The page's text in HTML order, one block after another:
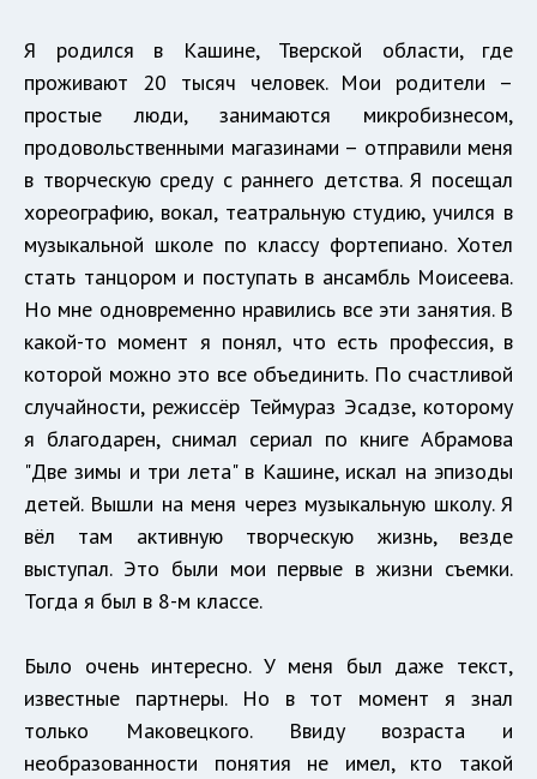
Я родился в Кашине, Тверской области, где
проживают 20 тысяч человек. Мои родители –
простые люди, занимаются микробизнесом,
продовольственными магазинами – отправили меня
в творческую среду с раннего детства. Я посещал
хореографию, вокал, театральную студию, учился в
музыкальной школе по классу фортепиано. Хотел
стать танцором и поступать в ансамбль Моисеева.
Но мне одновременно нравились все эти занятия. В
какой-то момент я понял, что есть профессия, в
которой можно это все объединить. По счастливой
случайности, режиссёр Теймураз Эсадзе, которому
я благодарен, снимал сериал по книге Абрамова
"Две зимы и три лета" в Кашине, искал на эпизоды
детей. Вышли на меня через музыкальную школу. Я
вёл там активную творческую жизнь, везде
выступал. Это были мои первые в жизни съемки.
Тогда я был в 8-м классе.
Было очень интересно. У меня был даже текст,
известные партнеры. Но в тот момент я знал
только Маковецкого. Ввиду возраста и
необразованности понятия не имел, кто такой